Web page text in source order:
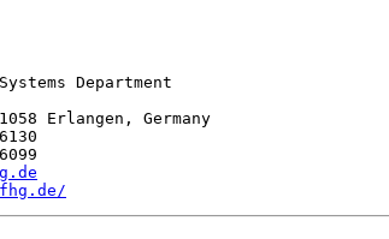
Department
Erlangen, Germany